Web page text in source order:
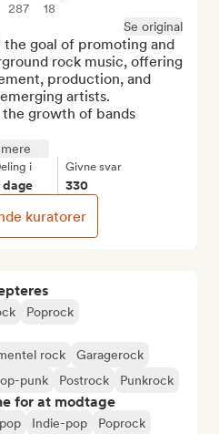
Poprock
rock
Garagerock
punk Postrock Punkrock
for at modtage
Indie-pop
Poprock
287
18
Se original
goal of promoting and
rock music, offering
production, and
artists.
growth of bands
i
dage
Givne svar
330
kuratorer